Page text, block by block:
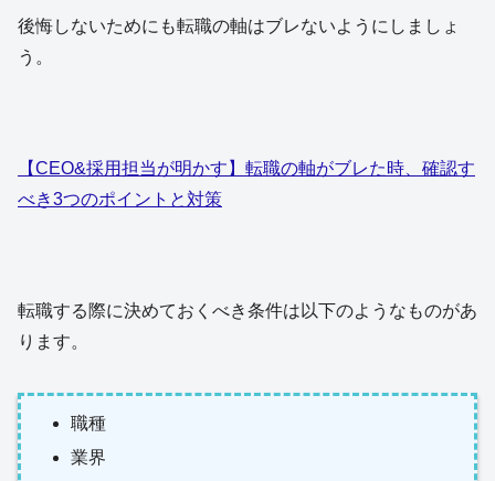
後悔しないためにも転職の軸はブレないようにしましょ
う。
【CEO&採用担当が明かす】転職の軸がブレた時、確認す
べき3つのポイントと対策
転職する際に決めておくべき条件は以下のようなものがあ
ります。
職種
業界